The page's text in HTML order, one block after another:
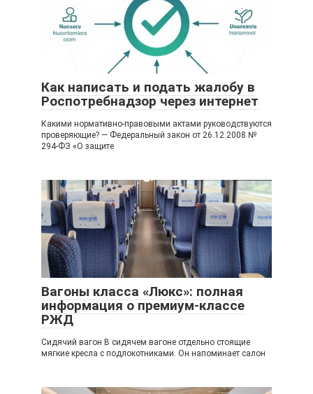
Как написать и подать жалобу в
Роспотребнадзор через интернет
Какими нормативно-правовыми актами руководствуются
проверяющие? — Федеральный закон от 26.12.2008 №
294-ФЗ «О защите
Вагоны класса «Люкс»: полная
информация о премиум-классе
РЖД
Сидячий вагон В сидячем вагоне отдельно стоящие
мягкие кресла с подлокотниками. Он напоминает салон